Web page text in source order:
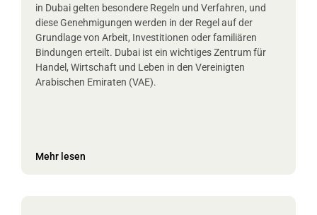
in Dubai gelten besondere Regeln und Verfahren, und
diese Genehmigungen werden in der Regel auf der
Grundlage von Arbeit, Investitionen oder familiären
Bindungen erteilt. Dubai ist ein wichtiges Zentrum für
Handel, Wirtschaft und Leben in den Vereinigten
Arabischen Emiraten (VAE).
Mehr lesen